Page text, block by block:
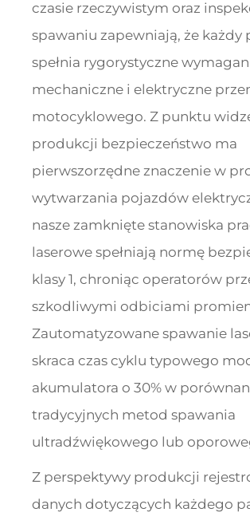
czasie rzeczywistym oraz
spawaniu zapewniają, że każdy
spełnia rygorystyczne
mechaniczne i elektryczne
motocyklowego. Z punktu
produkcji bezpieczeństwo ma
pierwszorzędne znaczenie w
wytwarzania pojazdów
nasze zamknięte stanowiska
laserowe spełniają normę
klasy 1, chroniąc operatorów
szkodliwymi odbiciami
Zautomatyzowane spawanie
skraca czas cyklu typowego
akumulatora o 30% w
tradycyjnych metod spawania
ultradźwiękowego lub
Z perspektywy produkcji
danych dotyczących każdego